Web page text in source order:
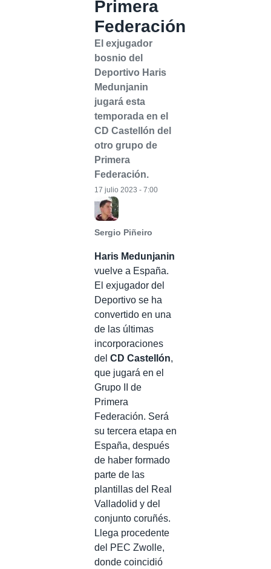
Primera
Federación
El exjugador
bosnio del
Deportivo Haris
Medunjanin
jugará esta
temporada en el
CD Castellón del
otro grupo de
Primera
Federación.
Sergio Piñeiro
17 julio 2023 - 7:00
Haris Medunjanin
vuelve a España.
El exjugador del
Deportivo se ha
convertido en una
de las últimas
incorporaciones
del CD Castellón,
que jugará en el
Grupo II de
Primera
Federación. Será
su tercera etapa en
España, después
de haber formado
parte de las
plantillas del Real
Valladolid y del
conjunto coruñés.
Llega procedente
del PEC Zwolle,
donde coincidió